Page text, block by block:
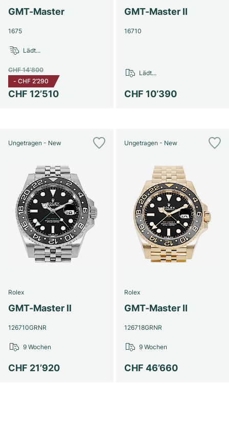
GMT-Master
1675
CHF 12’510
CHF 14’800
- CHF 2’290
Lädt...
GMT-Master II
16710
CHF 10’390
Lädt...
Ungetragen - New
Rolex
GMT-Master II
126710GRNR
CHF 21’920
9 Wochen
Ungetragen - New
Rolex
GMT-Master II
126718GRNR
CHF 46’660
9 Wochen